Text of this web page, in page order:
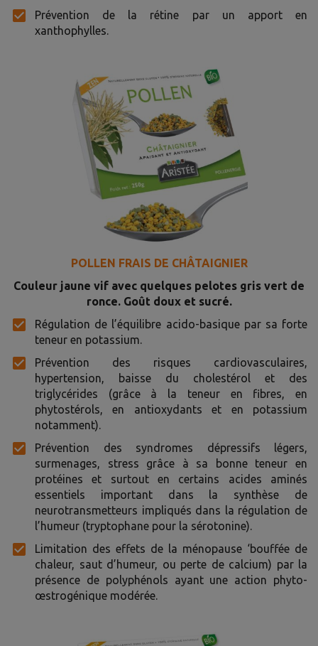
Prévention de la rétine par un apport en
xanthophylles.
POLLEN FRAIS DE CHÂTAIGNIER
Couleur jaune vif avec quelques pelotes gris vert de
ronce. Goût doux et sucré.
Régulation de l’équilibre acido-basique par sa forte
teneur en potassium.
Prévention des risques cardiovasculaires,
hypertension, baisse du cholestérol et des
triglycérides (grâce à la teneur en fibres, en
phytostérols, en antioxydants et en potassium
notamment).
Prévention des syndromes dépressifs légers,
surmenages, stress grâce à sa bonne teneur en
protéines et surtout en certains acides aminés
essentiels important dans la synthèse de
neurotransmetteurs impliqués dans la régulation de
l’humeur (tryptophane pour la sérotonine).
Limitation des effets de la ménopause ‘bouffée de
chaleur, saut d’humeur, ou perte de calcium) par la
présence de polyphénols ayant une action phyto-
œstrogénique modérée.